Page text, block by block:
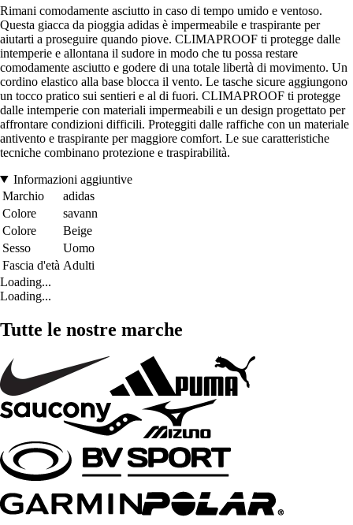
Rimani comodamente asciutto in caso di tempo umido e ventoso.
Questa giacca da pioggia adidas è impermeabile e traspirante per
aiutarti a proseguire quando piove. CLIMAPROOF ti protegge dalle
intemperie e allontana il sudore in modo che tu possa restare
comodamente asciutto e godere di una totale libertà di movimento. Un
cordino elastico alla base blocca il vento. Le tasche sicure aggiungono
un tocco pratico sui sentieri e al di fuori. CLIMAPROOF ti protegge
dalle intemperie con materiali impermeabili e un design progettato per
affrontare condizioni difficili. Proteggiti dalle raffiche con un materiale
antivento e traspirante per maggiore comfort. Le sue caratteristiche
tecniche combinano protezione e traspirabilità.
Informazioni aggiuntive
Marchio
adidas
Colore
savann
Colore
Beige
Sesso
Uomo
Fascia d'età Adulti
Loading...
Loading...
Tutte le nostre marche